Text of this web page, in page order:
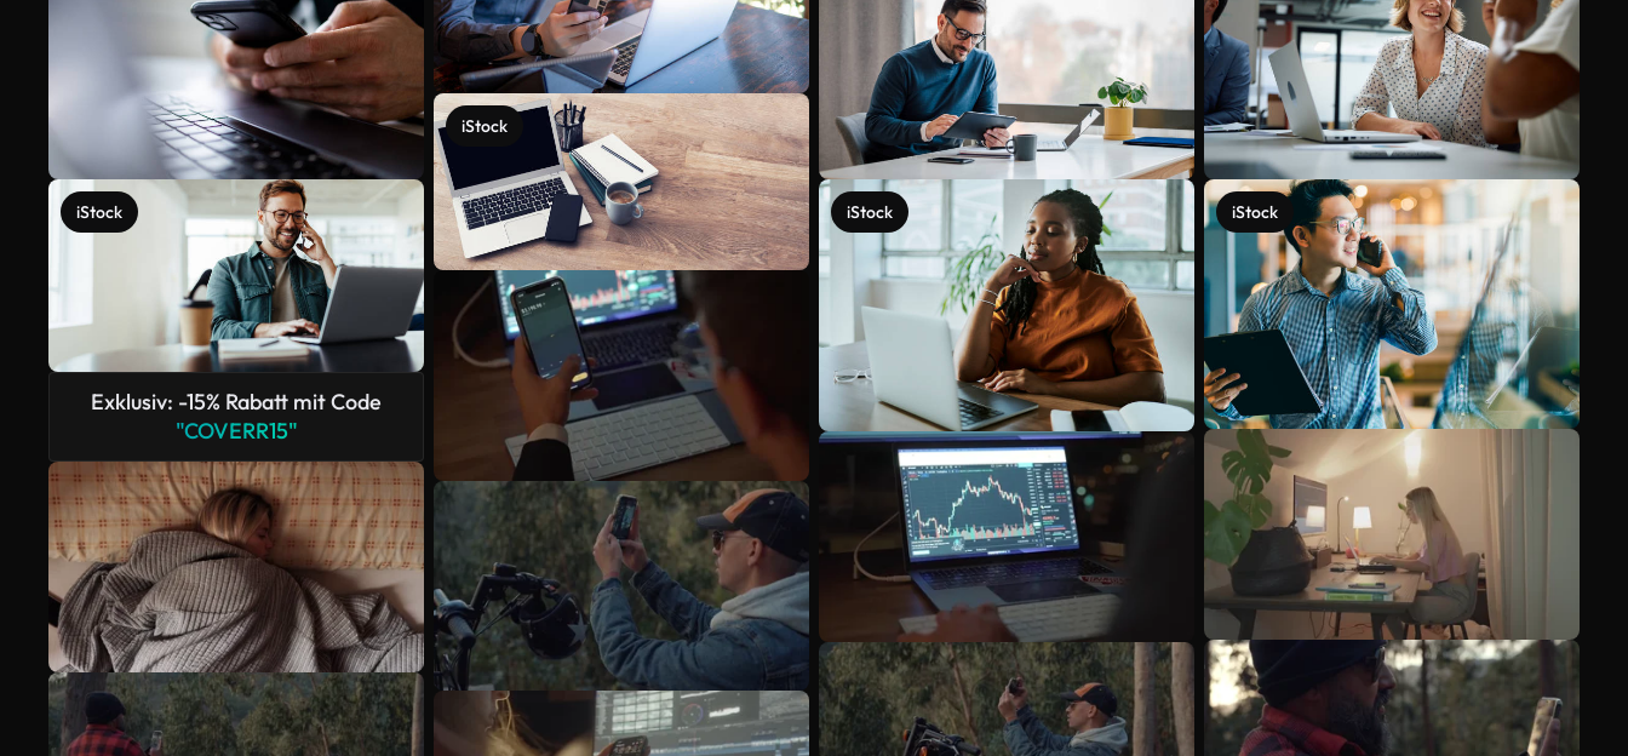
iStock
Exklusiv: -15% Rabatt mit Code
"COVERR15"
iStock
iStock iStock
Mehr anzeigen